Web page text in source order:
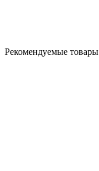
Рекомендуемые товары